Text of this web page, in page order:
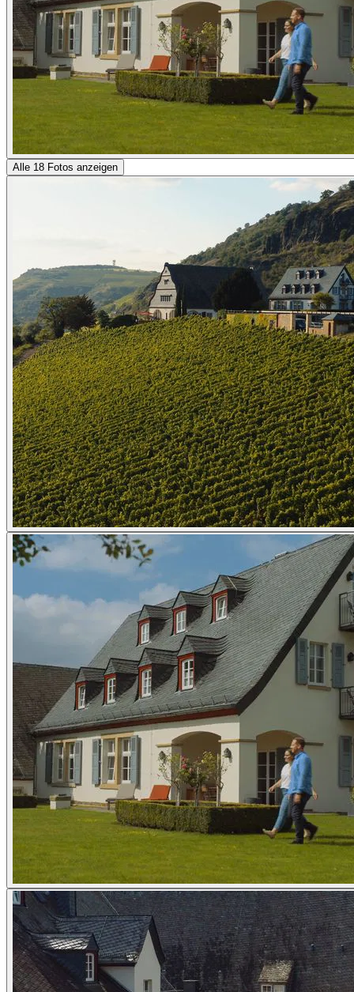
Alle 18 Fotos anzeigen